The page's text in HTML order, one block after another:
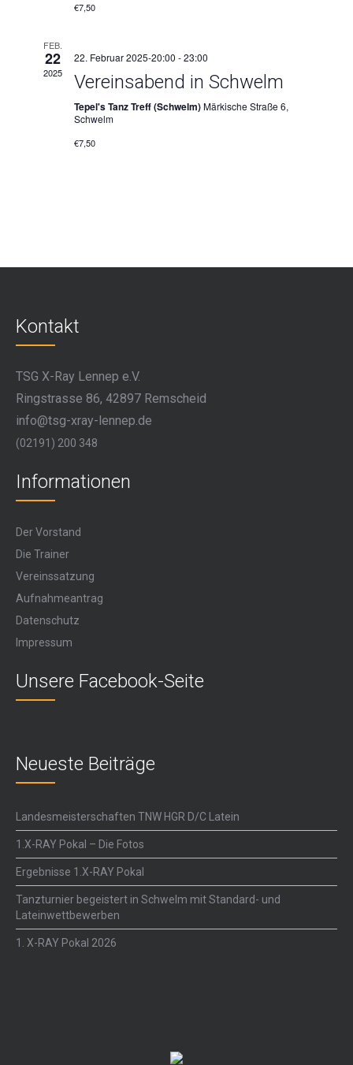
€7,50
FEB.
22
2025
22. Februar 2025-20:00 -23:00
Vereinsabend in Schwelm
Tepel's Tanz Treff (Schwelm)Märkische Straße 6,
Schwelm
€7,50
Kontakt
TSG X-Ray Lennep e.V.
Ringstrasse 86, 42897 Remscheid
info@tsg-xray-lennep.de
(02191) 200 348
Informationen
Der Vorstand
Die Trainer
Vereinssatzung
Aufnahmeantrag
Datenschutz
Impressum
Unsere Facebook-Seite
Neueste Beiträge
Landesmeisterschaften TNW HGR D/C Latein
1.X-RAY Pokal – Die Fotos
Ergebnisse 1.X-RAY Pokal
Tanzturnier begeistert in Schwelm mit Standard- und
Lateinwettbewerben
1. X-RAY Pokal 2026